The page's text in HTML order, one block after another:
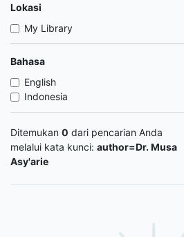
Lokasi
My Library
Bahasa
English
Indonesia
Ditemukan 0 dari pencarian Anda
melalui kata kunci: author=Dr. Musa
Asy'arie